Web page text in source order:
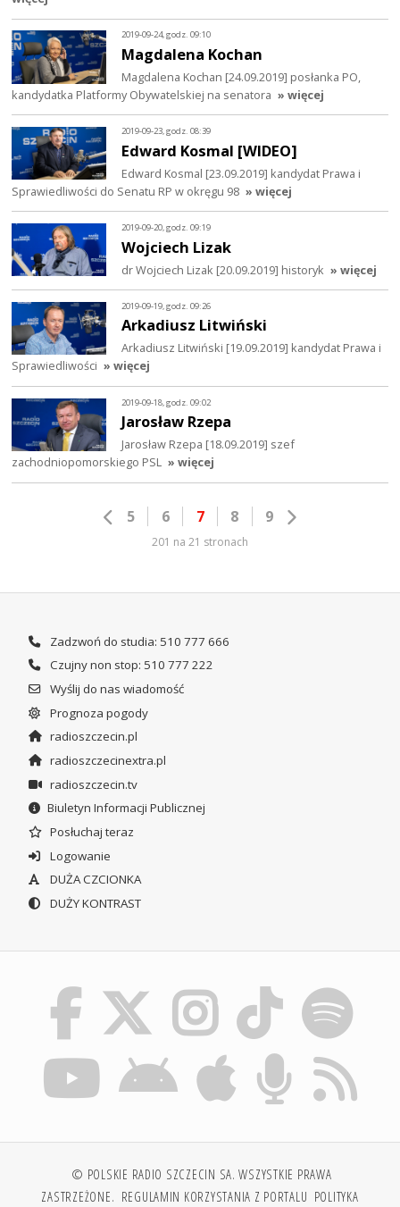
2019-09-24, godz. 09:10
Magdalena Kochan
Magdalena Kochan [24.09.2019] posłanka PO,
kandydatka Platformy Obywatelskiej na senatora » więcej
2019-09-23, godz. 08:39
Edward Kosmal [WIDEO]
Edward Kosmal [23.09.2019] kandydat Prawa i
Sprawiedliwości do Senatu RP w okręgu 98 » więcej
2019-09-20, godz. 09:19
Wojciech Lizak
dr Wojciech Lizak [20.09.2019] historyk » więcej
2019-09-19, godz. 09:26
Arkadiusz Litwiński
Arkadiusz Litwiński [19.09.2019] kandydat Prawa i
Sprawiedliwości » więcej
2019-09-18, godz. 09:02
Jarosław Rzepa
Jarosław Rzepa [18.09.2019] szef
zachodniopomorskiego PSL » więcej
5 6 7 8 9
201 na 21 stronach
Zadzwoń do studia: 510 777 666
Czujny non stop: 510 777 222
Wyślij do nas wiadomość
Prognoza pogody
radioszczecin.pl
radioszczecinextra.pl
radioszczecin.tv
Biuletyn Informacji Publicznej
Posłuchaj teraz
Logowanie
DUŻA CZCIONKA
DUŻY KONTRAST
© POLSKIE RADIO SZCZECIN SA. WSZYSTKIE PRAWA
ZASTRZEŻONE. REGULAMIN KORZYSTANIA Z PORTALU POLITYKA